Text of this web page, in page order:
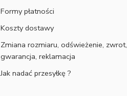
Formy płatności
Koszty dostawy
Zmiana rozmiaru, odświeżenie, zwrot,
gwarancja, reklamacja
Jak nadać przesyłkę ?